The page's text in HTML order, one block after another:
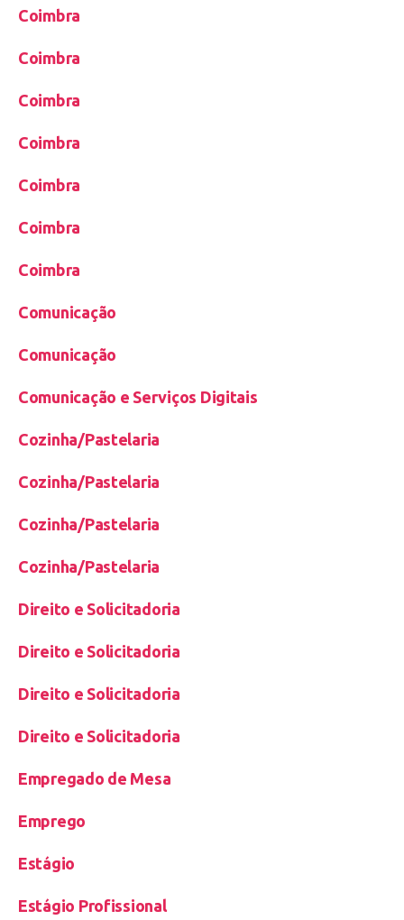
Coimbra
Coimbra
Coimbra
Coimbra
Coimbra
Coimbra
Coimbra
Comunicação
Comunicação
Comunicação e Serviços Digitais
Cozinha/Pastelaria
Cozinha/Pastelaria
Cozinha/Pastelaria
Cozinha/Pastelaria
Direito e Solicitadoria
Direito e Solicitadoria
Direito e Solicitadoria
Direito e Solicitadoria
Empregado de Mesa
Emprego
Estágio
Estágio Profissional